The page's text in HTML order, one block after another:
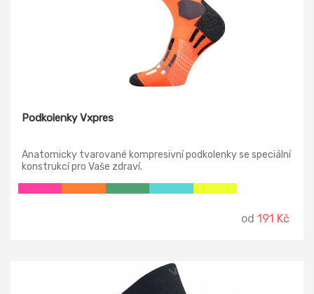
Podkolenky Vxpres
Anatomicky tvarované kompresivní podkolenky se speciální
konstrukcí pro Vaše zdraví.
od 191 Kč